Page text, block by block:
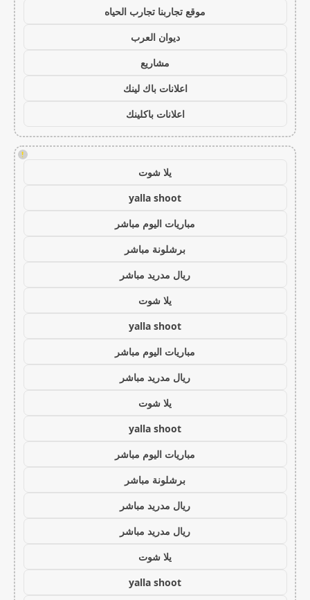
موقع تجاربنا تجارب الحياه
ديوان العرب
مشاريع
اعلانات باك لينك
اعلانات باكلينك
!
يلا شوت
yalla shoot
مباريات اليوم مباشر
برشلونة مباشر
ريال مدريد مباشر
يلا شوت
yalla shoot
مباريات اليوم مباشر
ريال مدريد مباشر
يلا شوت
yalla shoot
مباريات اليوم مباشر
برشلونة مباشر
ريال مدريد مباشر
ريال مدريد مباشر
يلا شوت
yalla shoot